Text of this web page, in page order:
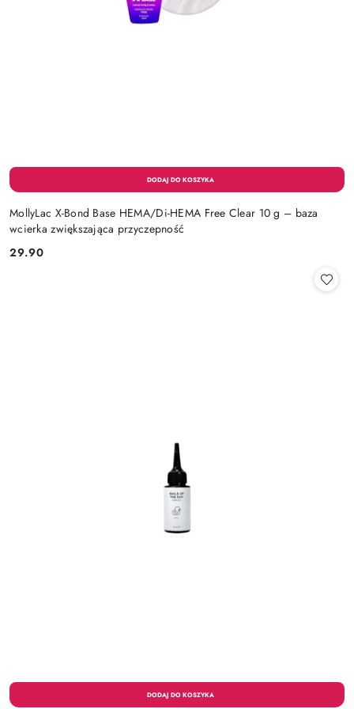
MollyLac X-Bond Base HEMA/Di-HEMA Free Clear 10 g – baza
wcierka zwiększająca przyczepność
Cena:
29.90